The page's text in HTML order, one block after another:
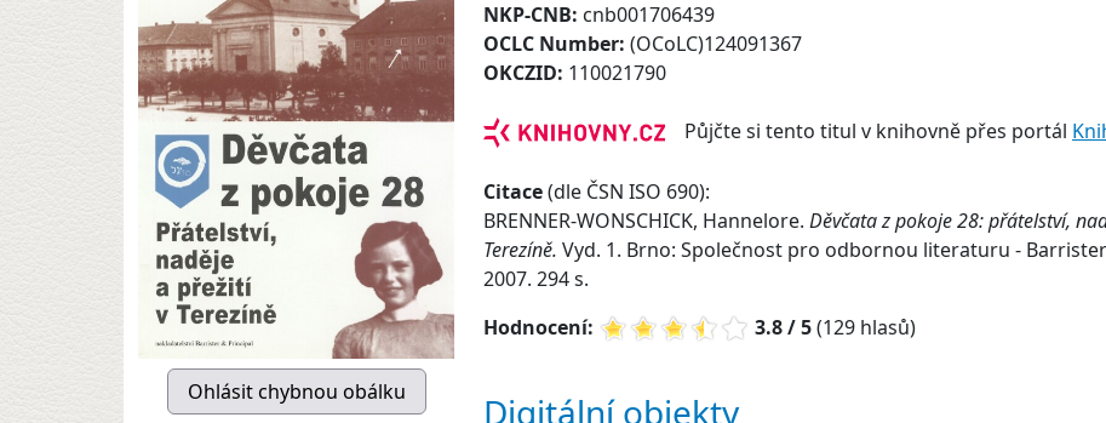
NKP-CNB: cnb001706439
OCLC Number: (OCoLC)124091367
OKCZID: 110021790
Půjčte si tento titul v knihovně přes portál
Citace(dle ČSN ISO 690):
BRENNER-WONSCHICK, Hannelore. Děvčata z pokoje 28: přátelství,
Terezíně. Vyd. 1. Brno: Společnost pro odbornou literaturu -
2007. 294 s.
Hodnocení:
3.8 / 5(129 hlasů)
Digitální objekty